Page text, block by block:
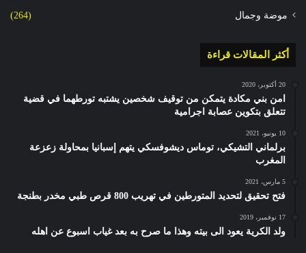
موضة وجمال (264)
أكثر المقالات قراءة
20 أكتوبر، 2020
امن بني مكادة يتمكن من توقيف شخصين يشتبه تورطهما في قضية
تتعلق بتكوين عصابة اجرامية
10 يونيو، 2021
برلماني التشيكي، توماس ديشوفسكي يتهم إسبانيا بمحاولة زعزعة
المغرب
5 مارس، 2021
فتح تحقيق لتحديد المتورطين في تهريب 800 قرص طبي مخدر بطنجة
17 نوفمبر، 2019
ولد الكرية يعود الى بيته وهذا ما صرح به بعد غياب اسبوع عن اهله